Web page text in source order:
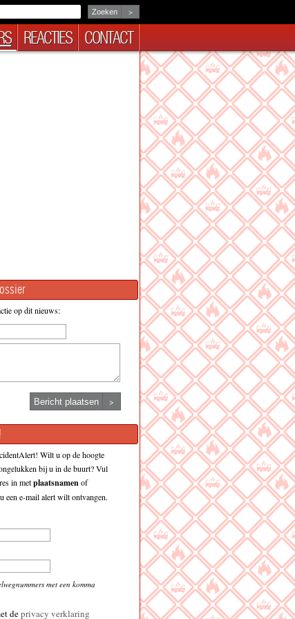
>
REACTIES CONTACT
op dit nieuws:
>
Wilt u op de hoogte
bij u in de buurt? Vul
in metplaatsnamenof
een e-mail alert wilt ontvangen.
met een komma
deprivacy verklaring